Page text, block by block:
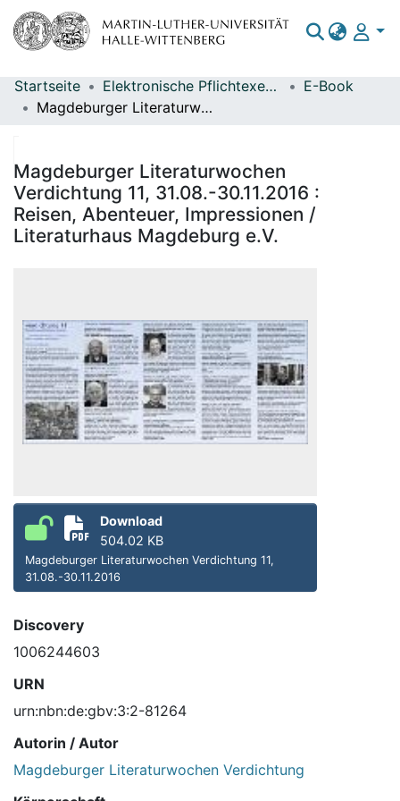
Bereiche & Sammlungen
Statistiken
Startseite Elektronische Pflichtexemplare
E-Book
Magdeburger Literaturwochen Verdichtung 11, 31.08.-30.11.2016 : Reisen, Abenteuer, Impressionen / Literaturhaus Magdeburg e.V.
Magdeburger Literaturwochen
Verdichtung 11, 31.08.-30.11.2016 :
Reisen, Abenteuer, Impressionen /
Literaturhaus Magdeburg e.V.
Download
504.02 KB
Magdeburger Literaturwochen Verdichtung 11,
31.08.-30.11.2016
Discovery
1006244603
URN
urn:nbn:de:gbv:3:2-81264
Autorin / Autor
Magdeburger Literaturwochen Verdichtung